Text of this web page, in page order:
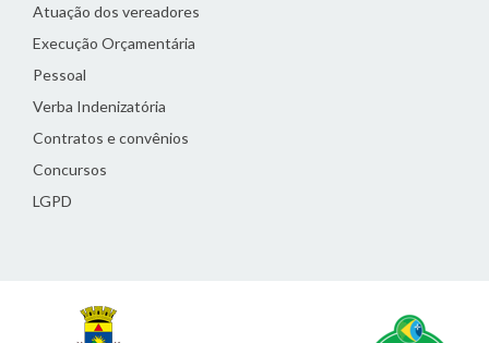
Atuação dos vereadores
Execução Orçamentária
Pessoal
Verba Indenizatória
Contratos e convênios
Concursos
LGPD